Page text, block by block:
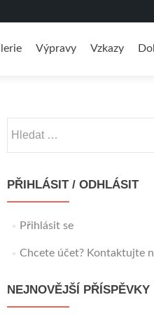
Výpravy Vzkazy
PŘIHLÁSIT / ODHLÁSIT
Přihlásit se
Chcete účet? Kontaktujte
NEJNOVĚJŠÍ PŘÍSPĚVKY